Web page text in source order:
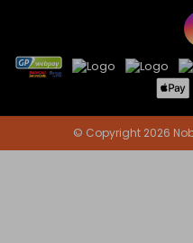
© Copyright 2026